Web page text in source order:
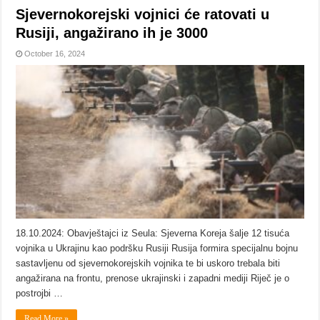
Sjevernokorejski vojnici će ratovati u
Rusiji, angažirano ih je 3000
October 16, 2024
18.10.2024: Obavještajci iz Seula: Sjeverna Koreja šalje 12 tisuća
vojnika u Ukrajinu kao podršku Rusiji Rusija formira specijalnu bojnu
sastavljenu od sjevernokorejskih vojnika te bi uskoro trebala biti
angažirana na frontu, prenose ukrajinski i zapadni mediji Riječ je o
postrojbi …